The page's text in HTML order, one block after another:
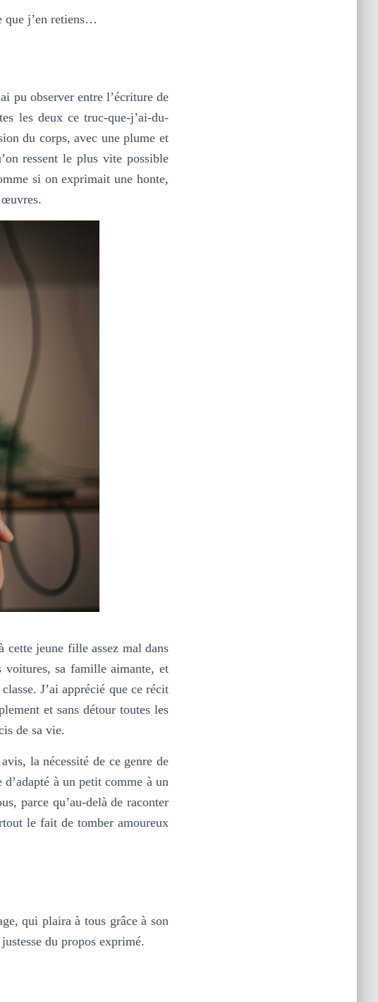
que j’en retiens…
pu observer entre l’écriture de
les deux ce truc-que-j’ai-du-
du corps, avec une plume et
ressent le plus vite possible
si on exprimait une honte,
œuvres.
cette jeune fille assez mal dans
voitures, sa famille aimante, et
J’ai apprécié que ce récit
et sans détour toutes les
de sa vie.
la nécessité de ce genre de
d’adapté à un petit comme à un
parce qu’au-delà de raconter
le fait de tomber amoureux
qui plaira à tous grâce à son
du propos exprimé.